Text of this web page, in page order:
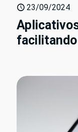
23/09/2024
facilitando